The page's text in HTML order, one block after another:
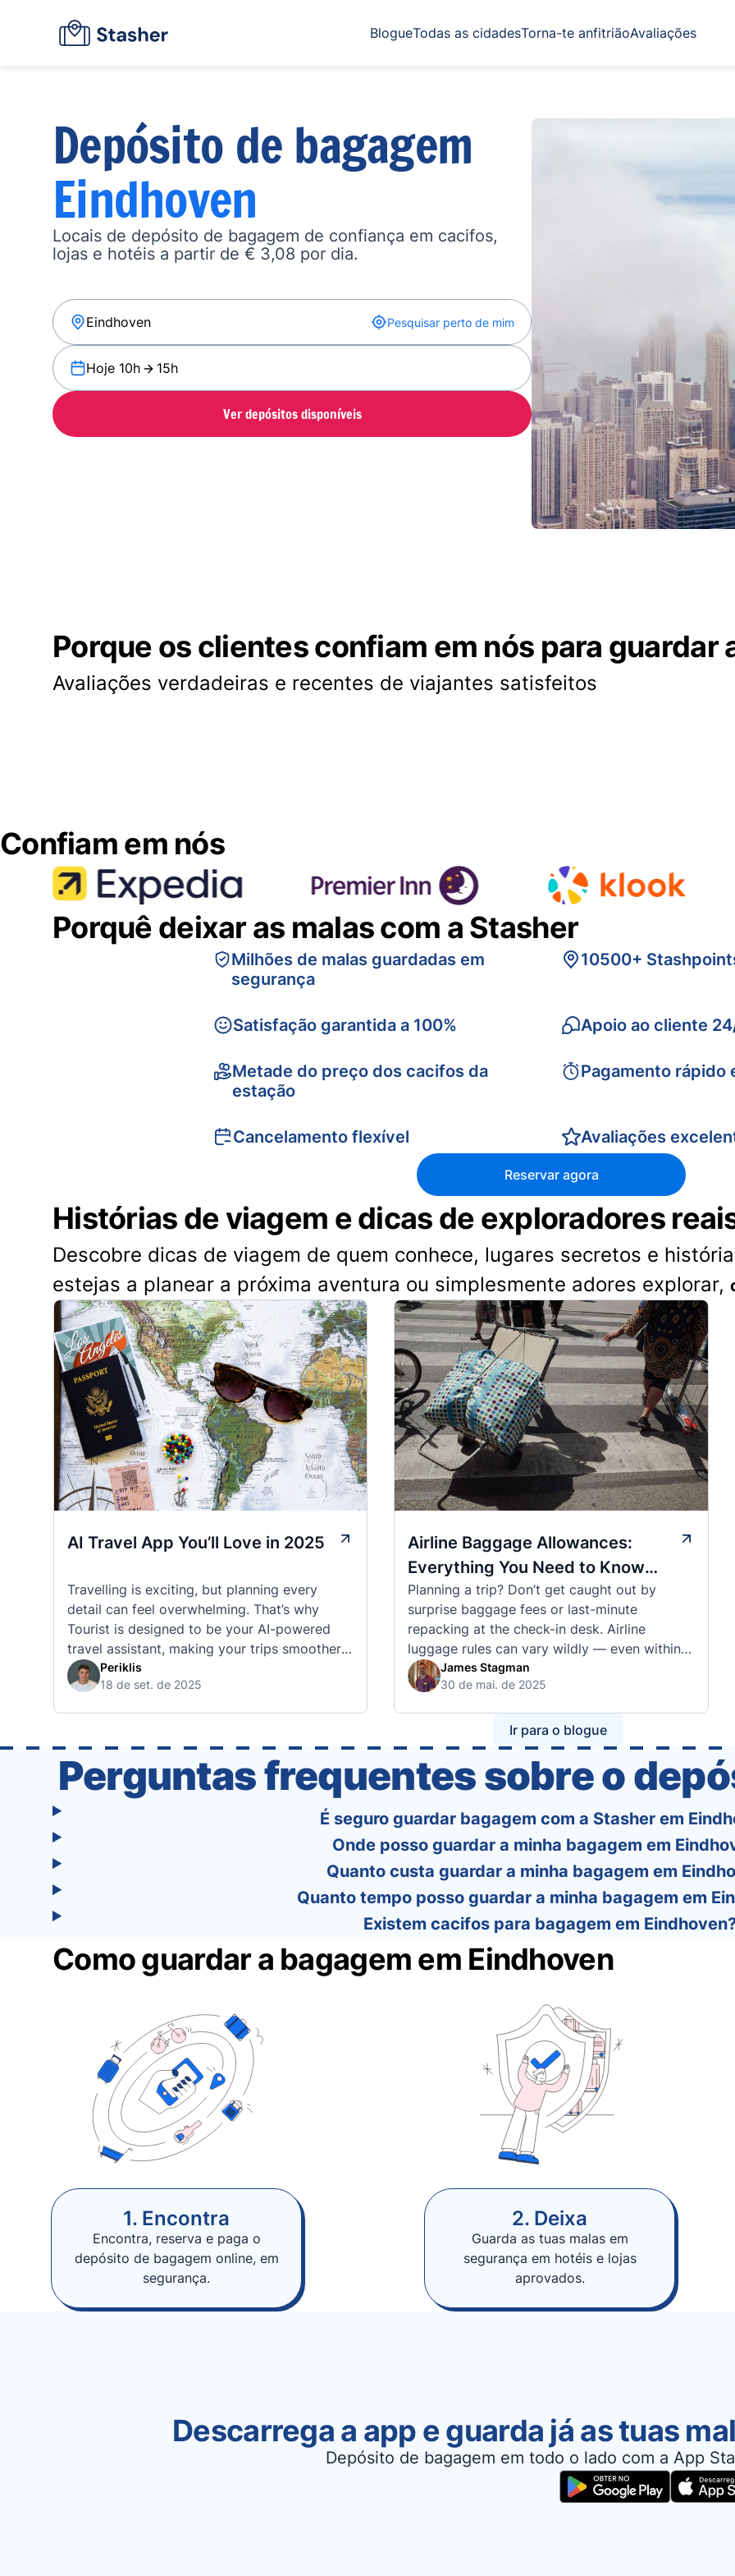
BlogueTodas as cidadesTorna-te anfitriãoAvaliações
Depósito de bagagem
Eindhoven
Locais de depósito de bagagem de confiança em cacifos,
lojas e hotéis a partir de € 3,08 por dia.
Pesquisar perto de mim
Hoje 10h 15h
Ver depósitos disponíveis
Porque os clientes confiam em nós para guardar
Avaliações verdadeiras e recentes de viajantes satisfeitos
Confiam em nós
Porquê deixar as malas com a Stasher
Milhões de malas guardadas em
segurança
Satisfação garantida a 100%
Metade do preço dos cacifos da
estação
Cancelamento flexível
10500+
Apoio ao cliente
Pagamento rápido
Avaliações
Reservar agora
Histórias de viagem e dicas de exploradores
Descobre dicas de viagem de quem conhece, lugares secretos e
estejas a planear a próxima aventura ou simplesmente adores explorar,
AI Travel App You’ll Love in 2025
Travelling is exciting, but planning every
detail can feel overwhelming. That’s why
Tourist is designed to be your AI-powered
travel assistant, making your trips smoother,
smarter, and stress-free. 🧭 What Makes the
Tourist App Unique? Unlike standard travel
trip planning becomes as exciting …
Periklis
18 de set. de 2025
Airline Baggage Allowances:
Everything You Need to Know
Before You Fly
Planning a trip? Don’t get caught out by
surprise baggage fees or last-minute
repacking at the check-in desk. Airline
luggage rules can vary wildly — even within
the same country or alliance. That’s why
we’ve created a detailed set of guides to help
policies of over 30 international …
James Stagman
30 de mai. de 2025
Ir para o blogue
Perguntas frequentes sobre o
É seguro guardar bagagem com a Stasher em
Onde posso guardar a minha bagagem em
Quanto custa guardar a minha bagagem em
Quanto tempo posso guardar a minha bagagem em
Existem cacifos para bagagem em
Como guardar a bagagem em Eindhoven
1. Encontra
Encontra, reserva e paga o
depósito de bagagem online, em
segurança.
2. Deixa
Guarda as tuas malas em
segurança em hotéis e lojas
aprovados.
Descarrega a app e guarda já as tuas
Depósito de bagagem em todo o lado com a App